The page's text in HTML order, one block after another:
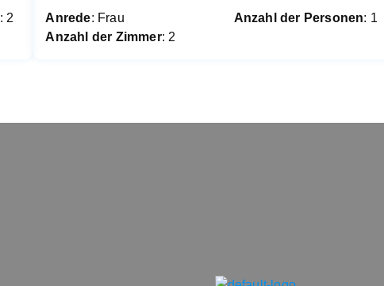
: 2
Anrede: Frau Anzahl der Personen: 1
Anzahl der Zimmer: 2